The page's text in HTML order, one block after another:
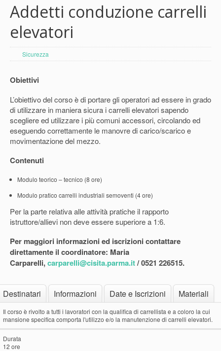
Addetti conduzione carrelli
elevatori
Sicurezza
Obiettivi
L’obiettivo del corso è di portare gli operatori ad essere in grado
di utilizzare in maniera sicura i carrelli elevatori sapendo
scegliere ed utilizzare i più comuni accessori, circolando ed
eseguendo correttamente le manovre di carico/scarico e
movimentazione del mezzo.
Contenuti
Modulo teorico – tecnico (8 ore)
Modulo pratico carrelli industriali semoventi (4 ore)
Per la parte relativa alle attività pratiche il rapporto
istruttore/allievi non deve essere superiore a 1:6.
Per maggiori informazioni ed iscrizioni contattare
direttamente il coordinatore: Maria
Carparelli,carparelli@cisita.parma.it/ 0521 226515.
Destinatari Informazioni Date e Iscrizioni Materiali
Il corso è rivolto a tutti i lavoratori con la qualifica di carrellista e a coloro la cui
mansione specifica comporta l'utilizzo e/o la manutenzione di carrelli elevatori.
Durata
12 ore